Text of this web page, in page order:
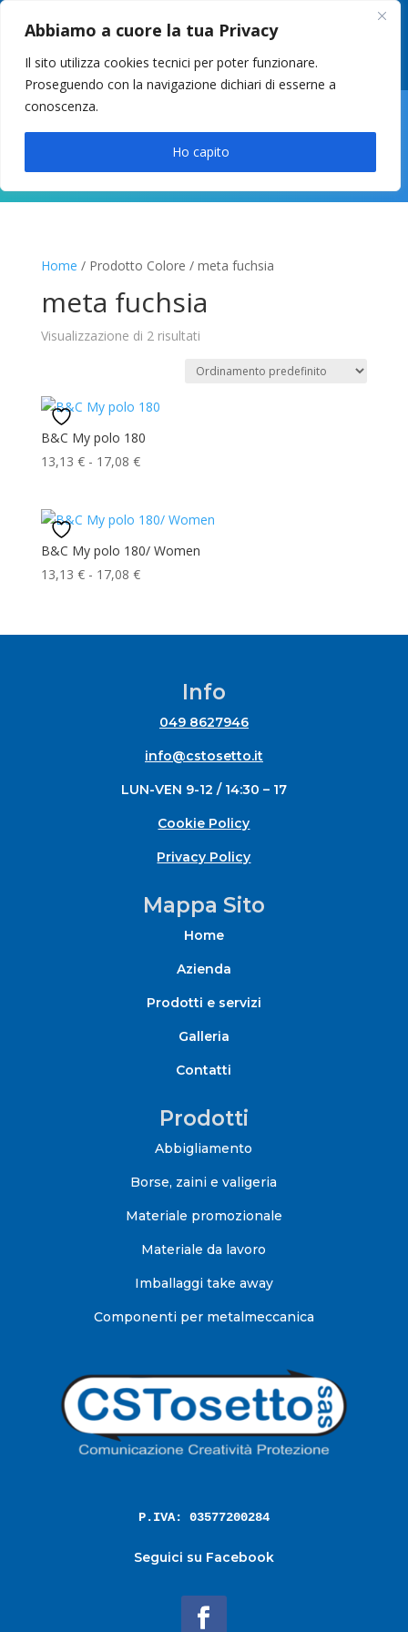
Abbiamo a cuore la tua Privacy
Il sito utilizza cookies tecnici per poter funzionare.
Proseguendo con la navigazione dichiari di esserne a
conoscenza.
Ho capito
049 8627946 –info@cstosetto.it
LUN-VEN 9-12 / 14:30-17
Home / Prodotto Colore / meta fuchsia
meta fuchsia
Visualizzazione di 2 risultati
B&C My polo 180
13,13 € - 17,08 €Fascia
da
13,13 €
B&C My polo 180/ Women
13,13 € - 17,08 €Fascia
da
Info
049 8627946
info@cstosetto.it
LUN-VEN 9-12 / 14:30 – 17
Cookie Policy
Privacy Policy
Mappa Sito
Home
Azienda
Prodotti e servizi
Galleria
Contatti
Prodotti
Abbigliamento
Borse, zaini e valigeria
Materiale promozionale
Materiale da lavoro
Imballaggi take away
Componenti per metalmeccanica
P.IVA: 03577200284
Seguici su Facebook